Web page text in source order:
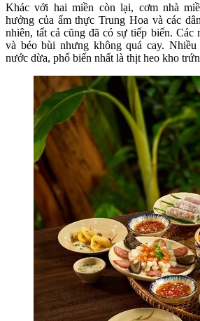
Khác với hai miền còn lại, cơm nhà
hưởng của ẩm thực Trung Hoa và các
nhiên, tất cả cũng đã có sự tiếp biến. Các
và béo bùi nhưng không quá cay.
nước dừa, phổ biến nhất là thịt heo kho